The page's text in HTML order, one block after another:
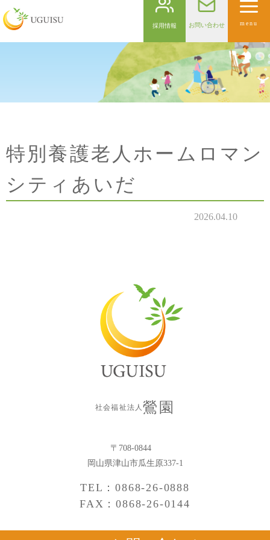
採用情報 お問い合わせ menu
特別養護老人ホームロマン
シティあいだ
2026.04.10
社会福祉法人鶯園
〒708-0844
岡山県津山市瓜生原337-1
TEL：0868-26-0888
FAX：0868-26-0144